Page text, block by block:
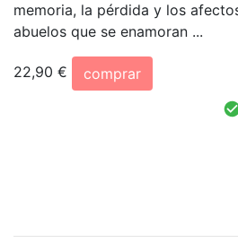
memoria, la pérdida y los
abuelos que se enamoran ...
22,90 €
comprar